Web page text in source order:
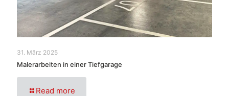
31. März 2025
Malerarbeiten in einer Tiefgarage
Read more